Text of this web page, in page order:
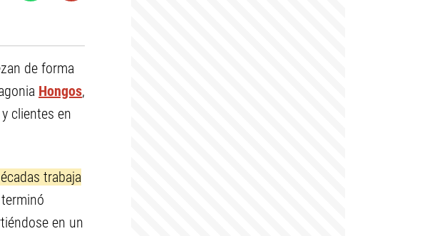
de forma
Hongos,
clientes en
trabaja
en un